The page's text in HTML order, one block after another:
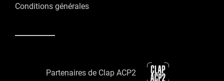
Conditions générales
Partenaires de Clap ACP2